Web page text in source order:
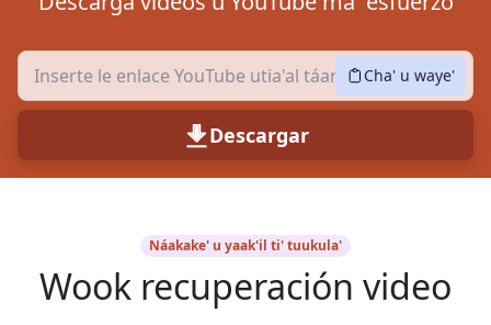
Cha' u waye'
Descargar
Náakake' u yaak'il ti' tuukula'
Wook recuperación video